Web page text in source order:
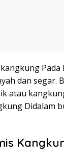
Pada
dan segar.
atau
Didalam